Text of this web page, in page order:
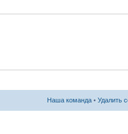
Наша команда • Удалить